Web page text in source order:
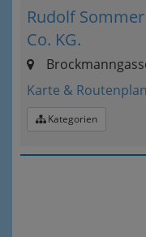
Rudolf
Co. KG.
Karte &
Kategorien